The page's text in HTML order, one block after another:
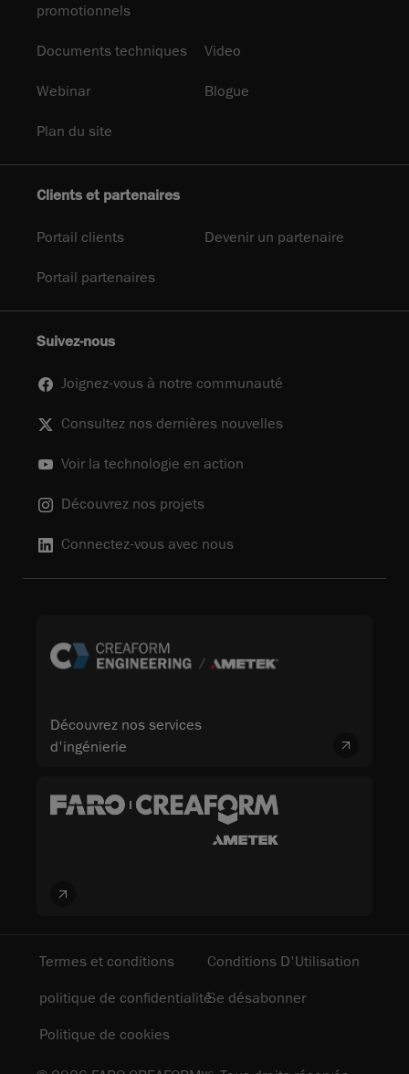
promotionnels
Documents techniques Video
Webinar Blogue
Plan du site
Clients et partenaires
Portail clients Devenir un partenaire
Portail partenaires
Suivez-nous
Joignez-vous à notre communauté
Consultez nos dernières nouvelles
Voir la technologie en action
Découvrez nos projets
Connectez-vous avec nous
Découvrez nos services
d'ingénierie
Termes et conditions
Conditions D'Utilisation
politique de confidentialitéSe désabonner
Politique de cookies